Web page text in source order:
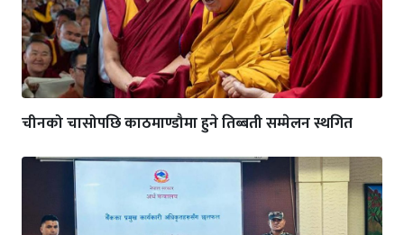
चीनको चासोपछि काठमाण्डौमा हुने तिब्बती सम्मेलन स्थगित